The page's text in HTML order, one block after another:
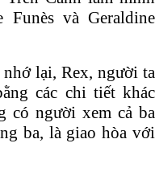
và Geraldine
lại, Rex, người ta
các chi tiết khác
có người xem cả ba
ba, là giao hòa với